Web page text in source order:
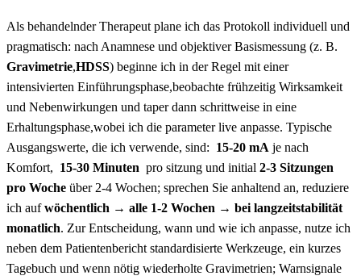
Als behandelnder⁢ Therapeut plane​ ich das Protokoll‍ individuell und
pragmatisch: nach Anamnese und objektiver Basismessung‍ (z. B.​
Gravimetrie,HDSS) ‍beginne ich​ in der Regel‌ mit einer⁢
intensivierten Einführungsphase,beobachte⁢ frühzeitig Wirksamkeit‍
und Nebenwirkungen und taper dann schrittweise in eine
Erhaltungsphase,wobei ich die parameter⁢ live anpasse. Typische
⁢Ausgangswerte,⁢ die‌ ich verwende, sind: ⁣ 15-20​ mA je nach
Komfort, ‌ 15-30 Minuten ⁣ pro sitzung und ⁤initial 2-3 Sitzungen‌
pro Woche über ​2-4⁣ Wochen; sprechen Sie ⁢anhaltend an, reduziere
ich aufwöchentlich​ → alle 1-2 Wochen ‌→ bei langzeitstabilität
monatlich. ⁢Zur Entscheidung, wann und wie ich anpasse, nutze⁤ ich
neben dem ‍Patientenbericht standardisierte Werkzeuge, ein kurzes
Tagebuch und‌ wenn nötig ​wiederholte Gravimetrien; Warnsignale